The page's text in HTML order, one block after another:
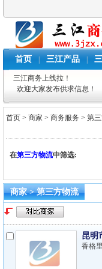
首页 三江产品
三江商务上线拉！
欢迎大家发布供求信息！
首页 >商家 >商务服务 >第
在第三方物流中筛选:
商家 > 第三方物流
昆明
香格